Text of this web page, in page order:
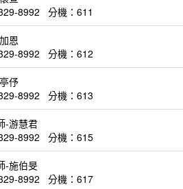
8992 分機：611
恩
8992 分機：612
伃
8992 分機：613
-游慧君
8992 分機：615
-施伯旻
8992 分機：617